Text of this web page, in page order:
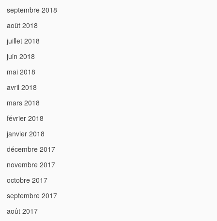
septembre 2018
août 2018
juillet 2018
juin 2018
mai 2018
avril 2018
mars 2018
février 2018
janvier 2018
décembre 2017
novembre 2017
octobre 2017
septembre 2017
août 2017